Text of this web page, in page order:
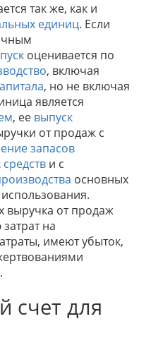
так же, как и
единиц. Если
оценивается по
, включая
, но не включая
является
, ее выпуск
от продаж с
запасов
и с
основных
выручка от продаж
на
имеют убыток,
счет для